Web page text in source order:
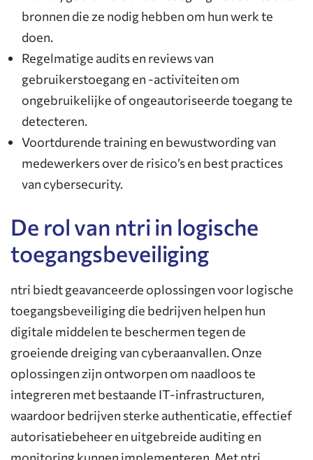
bronnen die ze nodig hebben om hun werk te
doen.
Regelmatige audits en reviews van
gebruikerstoegang en -activiteiten om
ongebruikelijke of ongeautoriseerde toegang te
detecteren.
Voortdurende training en bewustwording van
medewerkers over de risico’s en best practices
van cybersecurity.
De rol van ntri in logische
toegangsbeveiliging
ntri biedt geavanceerde oplossingen voor logische
toegangsbeveiliging die bedrijven helpen hun
digitale middelen te beschermen tegen de
groeiende dreiging van cyberaanvallen. Onze
oplossingen zijn ontworpen om naadloos te
integreren met bestaande IT-infrastructuren,
waardoor bedrijven sterke authenticatie, effectief
autorisatiebeheer en uitgebreide auditing en